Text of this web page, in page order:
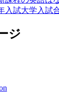
入試大学入試
ジ